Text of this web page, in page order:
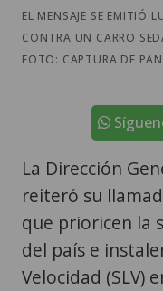
EL MENSAJE SE EMITIÓ
CONTRA UN CARRO
FOTO: CAPTURA DE
La Dirección
reiteró su
que prioricen la
del país e
Velocidad (SLV)